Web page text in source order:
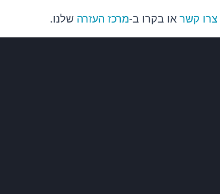
צרו קשר או בקרו ב-מרכז העזרה שלנו.